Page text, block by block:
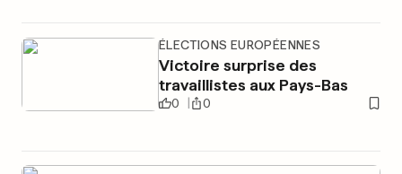
ÉLECTIONS EUROPÉENNES
Victoire surprise des
travaillistes aux Pays-Bas
0 0